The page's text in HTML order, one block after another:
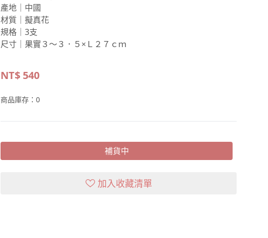
產地｜中國
材質｜擬真花
規格｜3支
尺寸｜果實３～３．５×Ｌ２７ｃｍ
NT$ 540
商品庫存：0
補貨中
加入收藏清單